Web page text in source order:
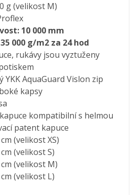
g (velikost M)
10 000 mm
000 g/m2 za 24 hod
rukávy jsou vyztuženy
YKK AquaGuard Vislon zip
kapsy
kompatibilní s helmou
patent kapuce
(velikost XS)
(velikost S)
(velikost M)
(velikost L)